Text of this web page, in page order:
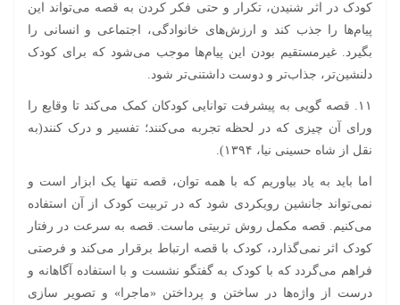
کودک در اثر شنیدن، تکرار و حتی فکر کردن به قصه می‌تواند این
پیام‌ها را جذب کند و ارزش‌های خانوادگی، اجتماعی و انسانی را
بگیرد. غیرمستقیم بودن این پیام‌ها موجب می‌شود که برای کودک
دلنشین‌تر، جذاب‌تر و دوست داشتنی‌تر شود.
۱۱. قصه گویی به پیشرفت توانایی کودکان کمک می‌کند تا وقایع را
ورای آن چیزی که در لحظه تجربه می‌کنند؛ تفسیر و درک کنند(به
نقل از شاه حسینی نیا، ۱۳۹۴).
اما باید به یاد بیاوریم که با همه توان، قصه تنها یک ابزار است و
نمی‌تواند جانشین رویکردی شود که در تربیت کودک از آن استفاده
می‌کنیم. قصه مکمل روش تربیتی ماست. قصه به سرعت در رفتار
کودک اثر نمی‌گذارد، کودک با قصه ارتباط برقرار می‌کند و فرصتی
فراهم می‌گردد که با کودک به گفتگو نشست و با استفاده آگاهانه و
درست از واژه‌ها در ساختن و پرداختن «ماجرا» و تصویر سازی